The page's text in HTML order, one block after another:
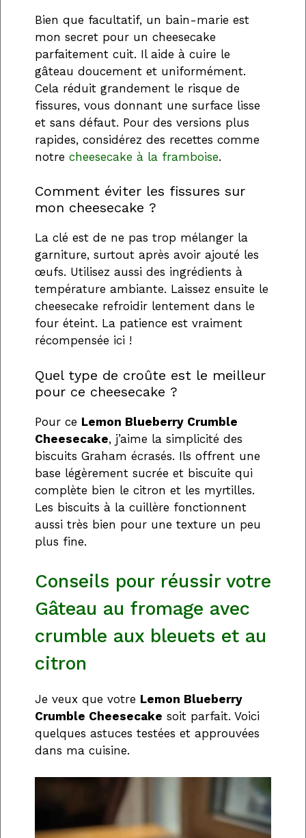
Bien que facultatif, un bain-marie est
mon secret pour un cheesecake
parfaitement cuit. Il aide à cuire le
gâteau doucement et uniformément.
Cela réduit grandement le risque de
fissures, vous donnant une surface lisse
et sans défaut. Pour des versions plus
rapides, considérez des recettes comme
notre cheesecake à la framboise.
Comment éviter les fissures sur
mon cheesecake ?
La clé est de ne pas trop mélanger la
garniture, surtout après avoir ajouté les
œufs. Utilisez aussi des ingrédients à
température ambiante. Laissez ensuite le
cheesecake refroidir lentement dans le
four éteint. La patience est vraiment
récompensée ici !
Quel type de croûte est le meilleur
pour ce cheesecake ?
Pour ce Lemon Blueberry Crumble
Cheesecake, j’aime la simplicité des
biscuits Graham écrasés. Ils offrent une
base légèrement sucrée et biscuite qui
complète bien le citron et les myrtilles.
Les biscuits à la cuillère fonctionnent
aussi très bien pour une texture un peu
plus fine.
Conseils pour réussir votre
Gâteau au fromage avec
crumble aux bleuets et au
citron
Je veux que votre Lemon Blueberry
Crumble Cheesecake soit parfait. Voici
quelques astuces testées et approuvées
dans ma cuisine.